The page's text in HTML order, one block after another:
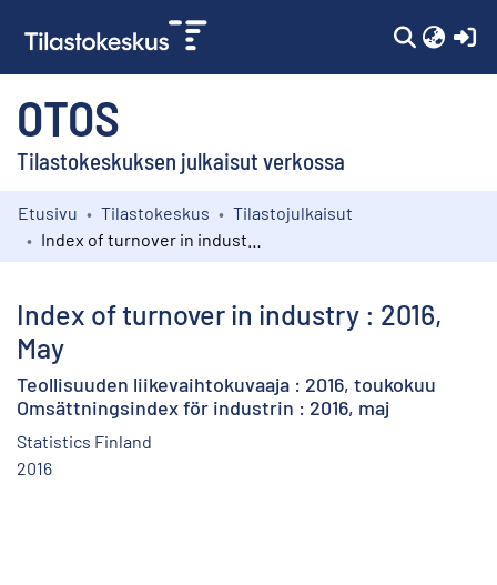
OTOS
Tilastokeskuksen julkaisut verkossa
Kokoelmat
Etusivu Tilastokeskus
Tilastojulkaisut
Index of turnover in industry : 2016,
May
Teollisuuden liikevaihtokuvaaja : 2016, toukokuu
Omsättningsindex för industrin : 2016, maj
Statistics Finland
2016